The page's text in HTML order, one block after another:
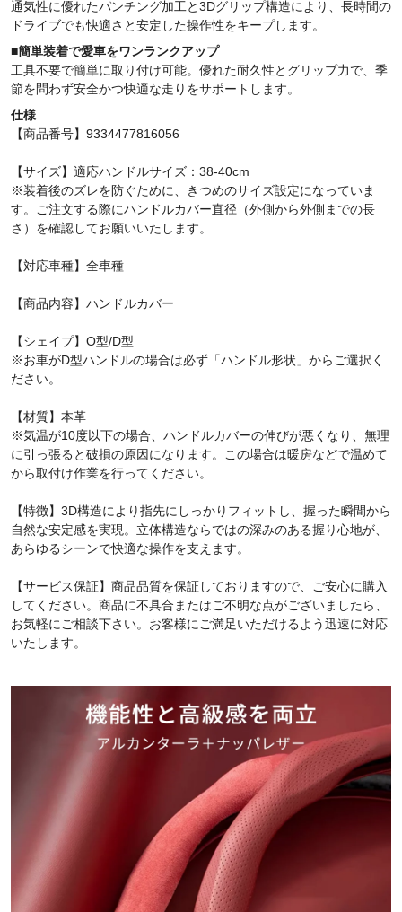
通気性に優れたパンチング加工と3Dグリップ構造により、長時間の
ドライブでも快適さと安定した操作性をキープします。
■簡単装着で愛車をワンランクアップ
工具不要で簡単に取り付け可能。優れた耐久性とグリップ力で、季
節を問わず安全かつ快適な走りをサポートします。
仕様
【商品番号】9334477816056
【サイズ】適応ハンドルサイズ：38-40cm
※装着後のズレを防ぐために、きつめのサイズ設定になっていま
す。ご注文する際にハンドルカバー直径（外側から外側までの長
さ）を確認してお願いいたします。
【対応車種】全車種
【商品内容】ハンドルカバー
【シェイプ】O型/D型
※お車がD型ハンドルの場合は必ず「ハンドル形状」からご選択く
ださい。
【材質】本革
※気温が10度以下の場合、ハンドルカバーの伸びが悪くなり、無理
に引っ張ると破損の原因になります。この場合は暖房などで温めて
から取付け作業を行ってください。
【特徴】3D構造により指先にしっかりフィットし、握った瞬間から
自然な安定感を実現。立体構造ならではの深みのある握り心地が、
あらゆるシーンで快適な操作を支えます。
【サービス保証】商品品質を保証しておりますので、ご安心に購入
してください。商品に不具合またはご不明な点がございましたら、
お気軽にご相談下さい。お客様にご満足いただけるよう迅速に対応
いたします。